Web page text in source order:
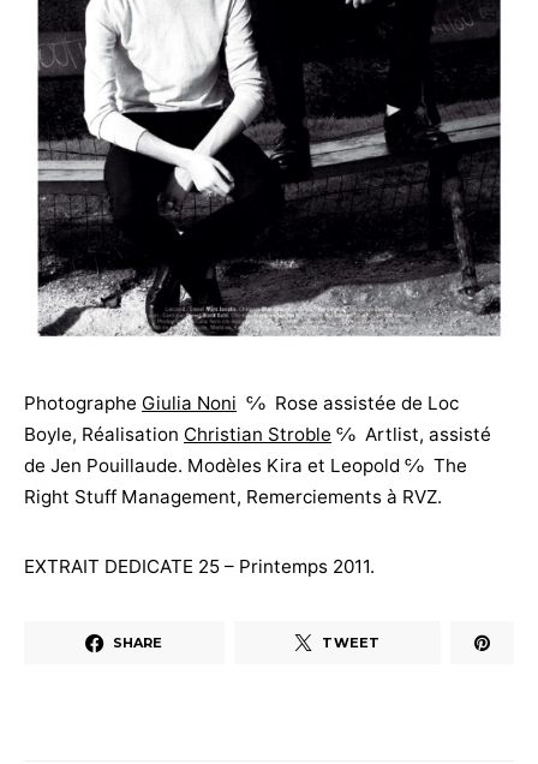
Photographe Giulia Noni ℅ Rose assistée de Loc
Boyle, Réalisation Christian Stroble ℅ Artlist, assisté
de Jen Pouillaude. Modèles Kira et Leopold ℅ The
Right Stuff Management, Remerciements à RVZ.
EXTRAIT DEDICATE 25 – Printemps 2011.
SHARE TWEET